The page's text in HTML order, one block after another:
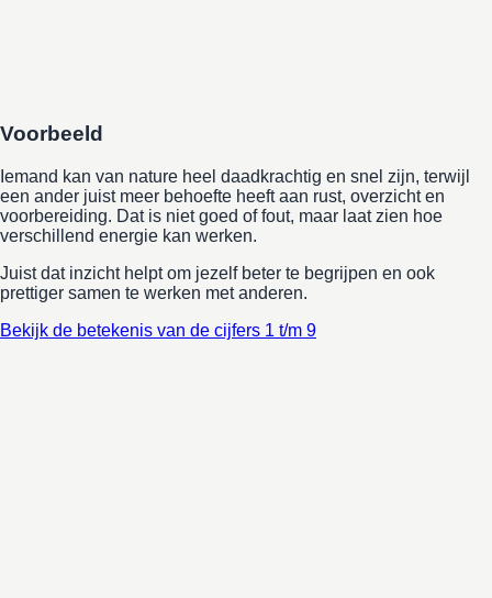
Voorbeeld
Iemand kan van nature heel daadkrachtig en snel zijn, terwijl
een ander juist meer behoefte heeft aan rust, overzicht en
voorbereiding. Dat is niet goed of fout, maar laat zien hoe
verschillend energie kan werken.
Juist dat inzicht helpt om jezelf beter te begrijpen en ook
prettiger samen te werken met anderen.
Bekijk de betekenis van de cijfers 1 t/m 9